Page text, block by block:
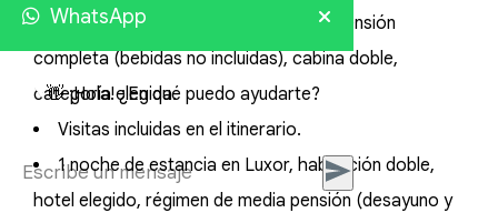
3 noches de crucero por el Nilo en pensión
completa (bebidas no incluidas), cabina doble,
categoría elegida.
Visitas incluidas en el itinerario.
1 noche de estancia en Luxor, habitación doble,
hotel elegido, régimen de media pensión (desayuno y
WhatsApp
👋 ¡Hola! ¿En qué puedo ayudarte?